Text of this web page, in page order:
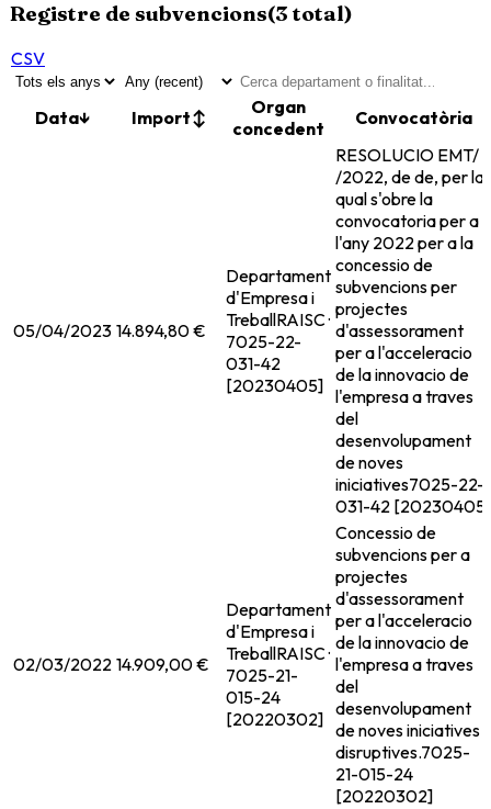
Registre de subvencions(3 total)
CSV
Data↓ Import↕
Organ
concedent
Convocatòria
05/04/2023 14.894,80 €
Departament
d'Empresa i
TreballRAISC ·
7025-22-
031-42
[20230405]
RESOLUCIO EMT/
/2022, de de, per la
qual s'obre la
convocatoria per a
l'any 2022 per a la
concessio de
subvencions per
projectes
d'assessorament
per a l'acceleracio
de la innovacio de
l'empresa a traves
del
desenvolupament
de noves
iniciatives7025-22-
031-42 [20230405]
02/03/2022 14.909,00 €
Departament
d'Empresa i
TreballRAISC ·
7025-21-
015-24
[20220302]
Concessio de
subvencions per a
projectes
d'assessorament
per a l'acceleracio
de la innovacio de
l'empresa a traves
del
desenvolupament
de noves iniciatives
disruptives.7025-
21-015-24
[20220302]